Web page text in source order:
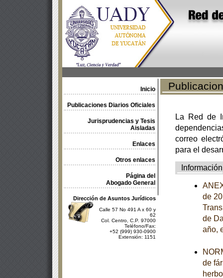
Inicio
Publicaciones Diarios Oficiales
Jurisprudencias y Tesis
Aisladas
Enlaces
Otros enlaces
Página del
Abogado General
Dirección de Asuntos Jurídicos
Calle 57 No 491 A x 60 y
62
Col. Centro, C.P. 97000
Teléfono/Fax:
+52 (999) 930-0900
Extensión: 1151
La Red de
correo
para el
Información
de
de
año,
de